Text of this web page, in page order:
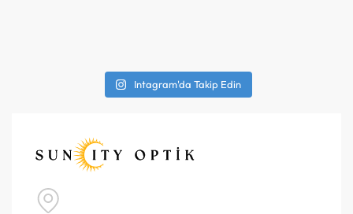
Intagram'da Takip Edin